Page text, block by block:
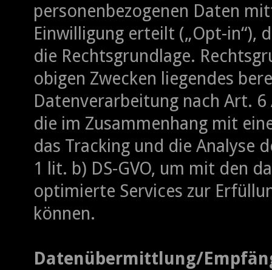
personenbezogenen Daten
Einwilligung erteilt („Opt-in“),
die Rechtsgrundlage.
obigen Zwecken liegendes
Datenverarbeitung nach Art. 6
die im Zusammenhang mit
das Tracking und die Analyse
1 lit. b) DS-GVO, um mit den
optimierte Services zur
können.
Datenübermittlung/